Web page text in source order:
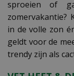
sproeien of
zomervakantie?
in de volle zon
geldt voor de
trendy zijn als